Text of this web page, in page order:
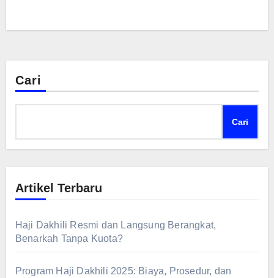
Cari
Cari
Artikel Terbaru
Haji Dakhili Resmi dan Langsung Berangkat,
Benarkah Tanpa Kuota?
Program Haji Dakhili 2025: Biaya, Prosedur, dan